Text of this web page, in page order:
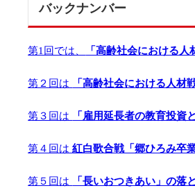
バックナンバー
第1回では、 「高齢社会における人
第２回は 「高齢社会における人材
第３回は 「雇用延長者の教育投資
第４回は紅白歌合戦「郷ひろみ卒
第５回は 「長いおつきあい」の落